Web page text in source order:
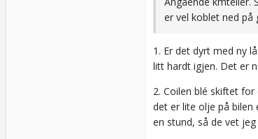
er vel koblet ned på
1. Er det dyrt med ny
litt hardt igjen. Det er
2. Coilen blé skiftet
det er lite olje på bilen
en stund, så de vet